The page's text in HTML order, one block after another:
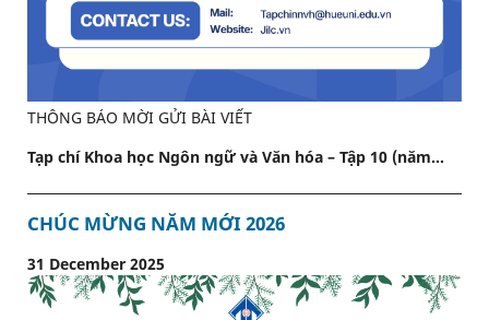
THÔNG BÁO MỜI GỬI BÀI VIẾT
Tạp chí Khoa học Ngôn ngữ và Văn hóa – Tập 10 (năm...
CHÚC MỪNG NĂM MỚI 2026
31 December 2025